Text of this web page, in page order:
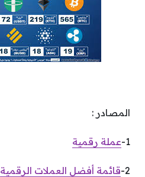
المصادر :
1- عملة رقمية
2- قائمة أفضل العملات الرقمية